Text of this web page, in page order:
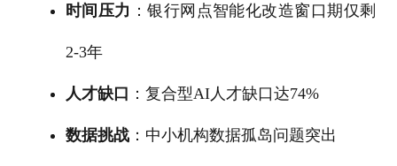
时间压力 ：银行网点智能化改造窗口期仅剩
2-3年
人才缺口 ：复合型AI人才缺口达74%
数据挑战：中小机构数据孤岛问题突出